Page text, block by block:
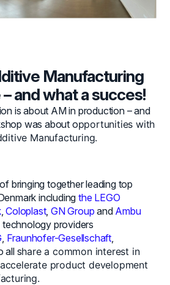
Manufacturing
and what a succes!
is about AM in production – and
was about opportunities with
Manufacturing.
bringing together leading top
includingthe LEGO
,Coloplast,GN Group and Ambu
technology providers
Fraunhofer-Gesellschaft
all share a common interest in
product development